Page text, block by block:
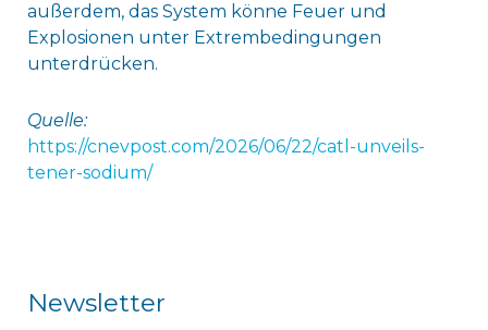
außerdem, das System könne Feuer und
Explosionen unter Extrembedingungen
unterdrücken.
Quelle:
https://cnevpost.com/2026/06/22/catl-unveils-
tener-sodium/
Newsletter